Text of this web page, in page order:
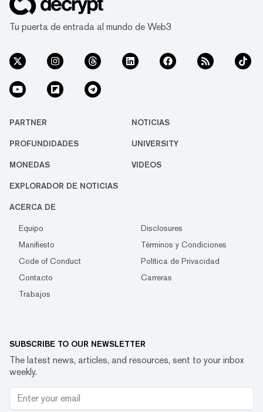
Tu puerta de entrada al mundo de Web3
PARTNER NOTICIAS
PROFUNDIDADES UNIVERSITY
MONEDAS VIDEOS
EXPLORADOR DE NOTICIAS
ACERCA DE
Equipo
Disclosures
Manifiesto
Términos y Condiciones
Code of Conduct
Política de Privacidad
Contacto
Carreras
Trabajos
SUBSCRIBE TO OUR NEWSLETTER
The latest news, articles, and resources, sent to your inbox
weekly.